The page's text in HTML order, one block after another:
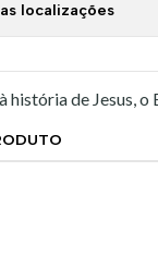
localizações
história de Jesus, o